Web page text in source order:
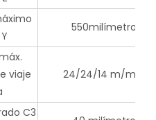
550milímetro
viaje
24/24/14 m/min
C3